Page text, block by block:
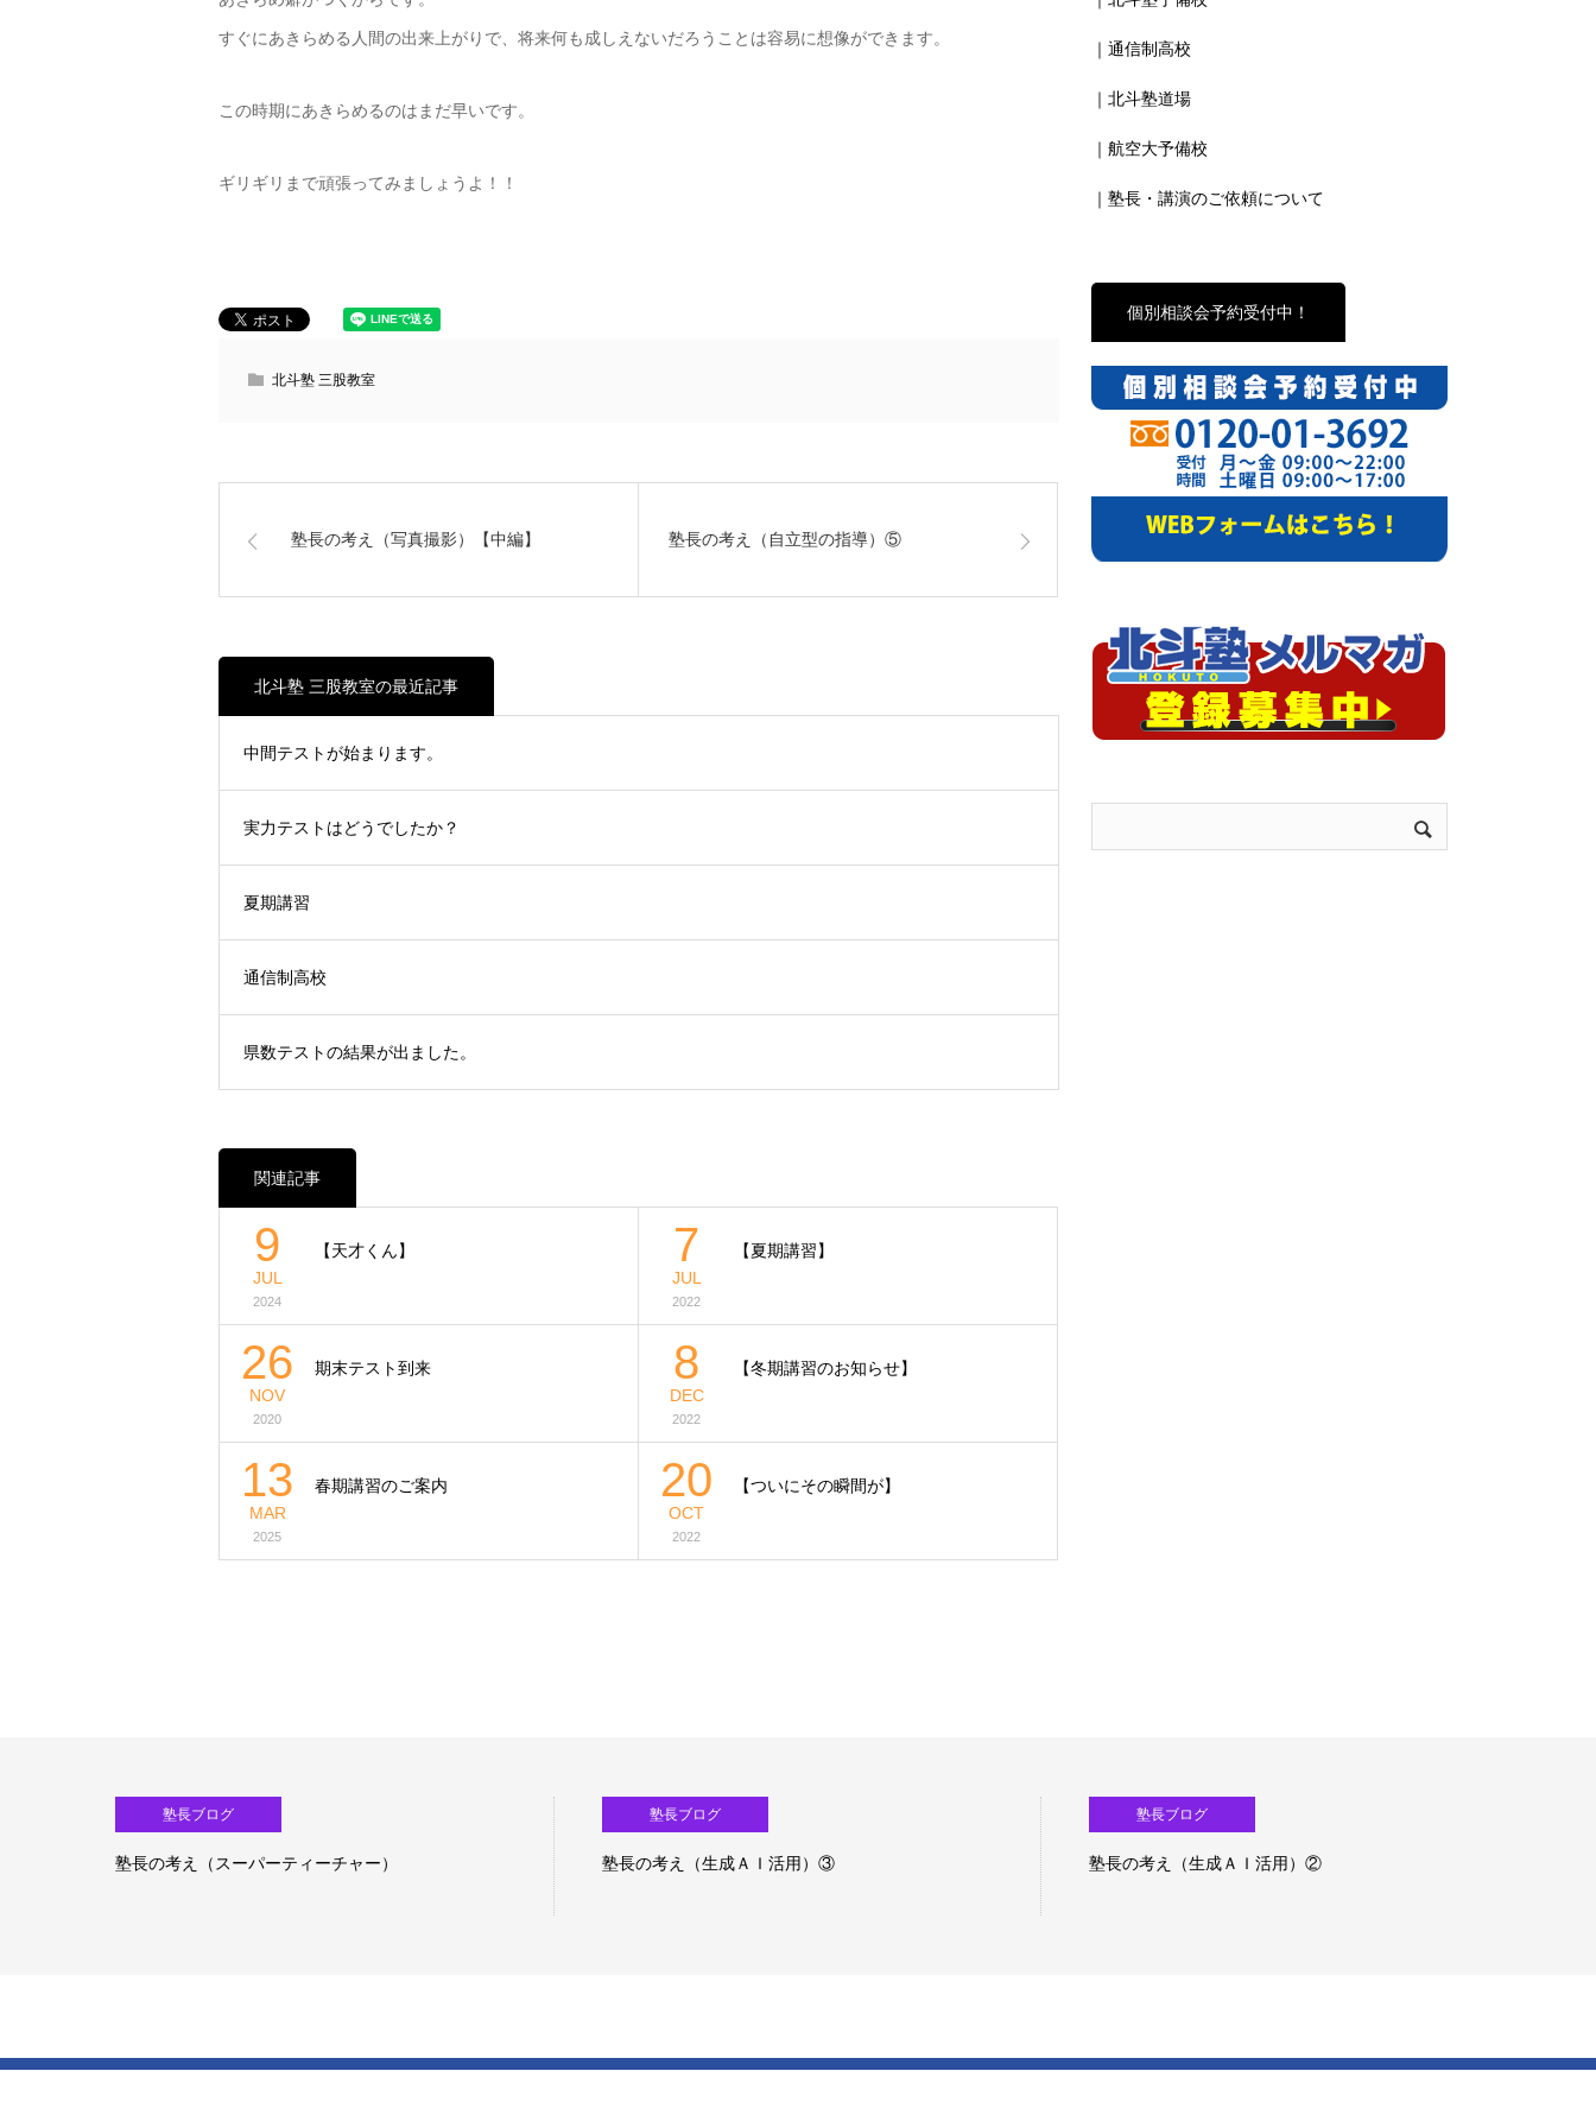
すぐにあきらめる人間の出来上がりで、将来何も成しえないだろうことは容易に想像ができます。
この時期にあきらめるのはまだ早いです。
ギリギリまで頑張ってみましょうよ！！
北斗塾 三股教室
塾長の考え（写真撮影）【中編】 塾長の考え（自立型の指導）⑤
北斗塾 三股教室の最近記事
中間テストが始まります。
実力テストはどうでしたか？
夏期講習
通信制高校
県数テストの結果が出ました。
関連記事
9
JUL
2024
【天才くん】 7
JUL
2022
【夏期講習】
26
NOV
2020
期末テスト到来 8
DEC
2022
【冬期講習のお知らせ】
13
MAR
2025
春期講習のご案内 20
OCT
2022
【ついにその瞬間が】
｜通信制高校
｜北斗塾道場
｜航空大予備校
｜塾長・講演のご依頼について
個別相談会予約受付中！
塾長ブログ
塾長の考え（生成ＡＩ活用）③
塾長ブログ
塾長の考え（生成ＡＩ活用）②
塾長ブログ
塾長の考え（生成ＡＩ活用）①